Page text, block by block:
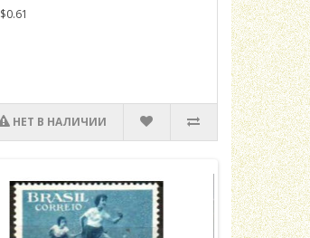
$0.61
НЕТ В НАЛИЧИИ